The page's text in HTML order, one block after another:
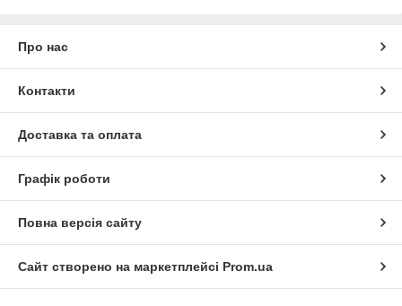
Про нас
Контакти
Доставка та оплата
Графік роботи
Повна версія сайту
Сайт створено на маркетплейсі Prom.ua